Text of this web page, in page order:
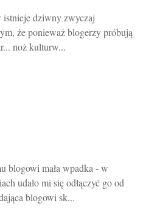
dziwny zwyczaj
że ponieważ blogerzy próbują
noż kulturw...
blogowi mała wpadka - w
udało mi się odłączyć go od
blogowi sk...